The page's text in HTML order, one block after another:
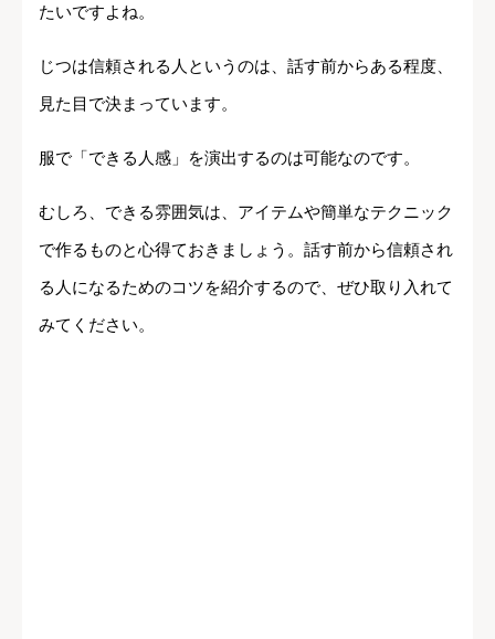
たいですよね。
じつは信頼される人というのは、話す前からある程度、
見た目で決まっています。
服で「できる人感」を演出するのは可能なのです。
むしろ、できる雰囲気は、アイテムや簡単なテクニック
で作るものと心得ておきましょう。話す前から信頼され
る人になるためのコツを紹介するので、ぜひ取り入れて
みてください。